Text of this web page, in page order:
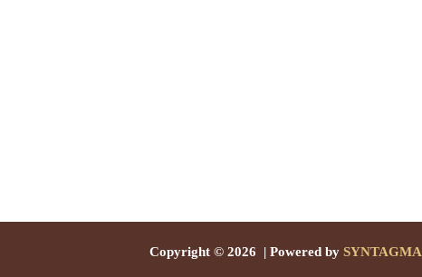
Copyright © 2026 | Powered bySYNTAGMA